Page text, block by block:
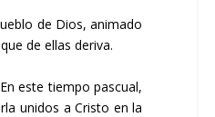
de Dios, animado
de ellas deriva.
este tiempo pascual,
unidos a Cristo en la